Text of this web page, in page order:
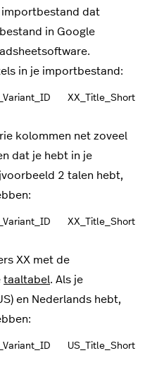
importbestand dat
in Google
in je importbestand:
XX_Title_Short
kolommen net zoveel
dat je hebt in je
2 talen hebt,
XX_Title_Short
XX met de
taaltabel. Als je
en Nederlands hebt,
US_Title_Short